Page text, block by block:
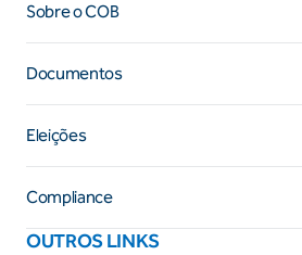
Sobre o COB
Documentos
Eleições
Compliance
OUTROS LINKS